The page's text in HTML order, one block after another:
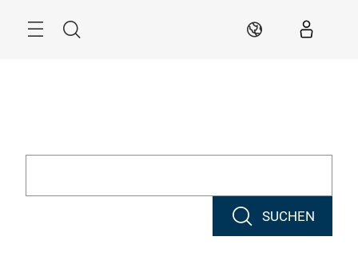
Suche DE
SUCHEN